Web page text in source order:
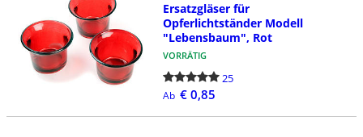
Ersatzgläser für
Opferlichtständer Modell
"Lebensbaum", Rot
VORRÄTIG
25
Ab € 0,85